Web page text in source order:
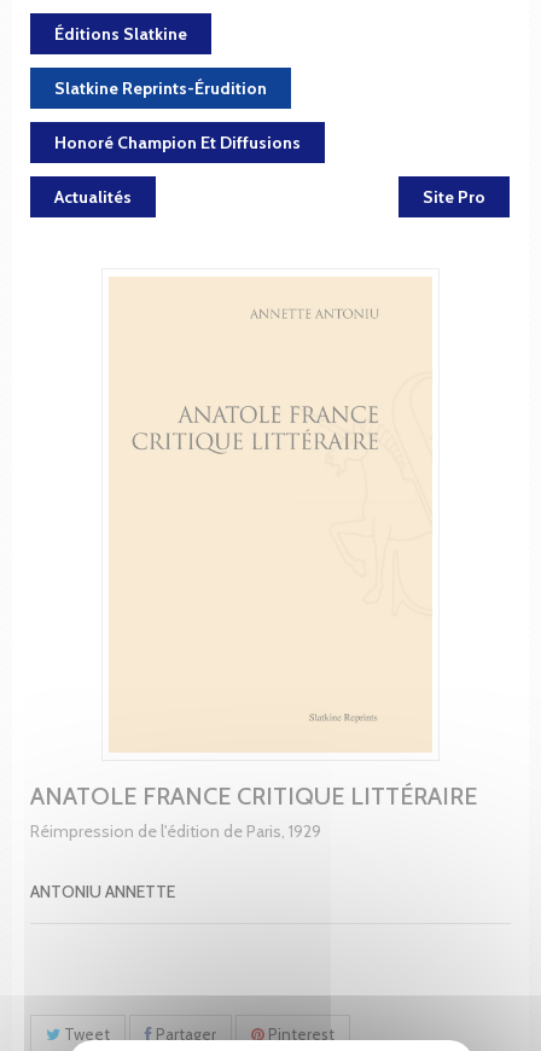
Éditions Slatkine
Slatkine Reprints-Érudition
Honoré Champion Et Diffusions
Actualités Site Pro
ANATOLE FRANCE CRITIQUE LITTÉRAIRE
Réimpression de l'édition de Paris, 1929
ANTONIU ANNETTE
Tweet Partager Pinterest